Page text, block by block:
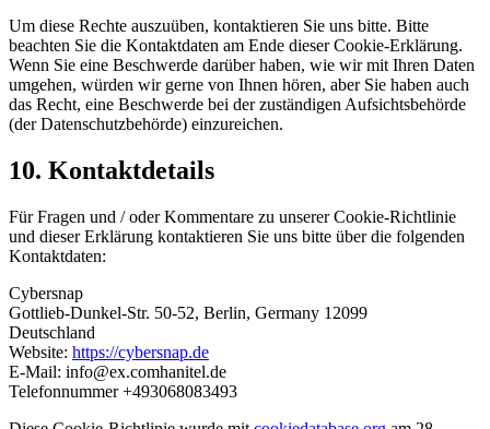
Um diese Rechte auszuüben, kontaktieren Sie uns bitte. Bitte
beachten Sie die Kontaktdaten am Ende dieser Cookie-Erklärung.
Wenn Sie eine Beschwerde darüber haben, wie wir mit Ihren Daten
umgehen, würden wir gerne von Ihnen hören, aber Sie haben auch
das Recht, eine Beschwerde bei der zuständigen Aufsichtsbehörde
(der Datenschutzbehörde) einzureichen.
10. Kontaktdetails
Für Fragen und / oder Kommentare zu unserer Cookie-Richtlinie
und dieser Erklärung kontaktieren Sie uns bitte über die folgenden
Kontaktdaten:
Cybersnap
Gottlieb-Dunkel-Str. 50-52, Berlin, Germany 12099
Deutschland
Website: https://cybersnap.de
E-Mail: info@ex.comhanitel.de
Telefonnummer +493068083493